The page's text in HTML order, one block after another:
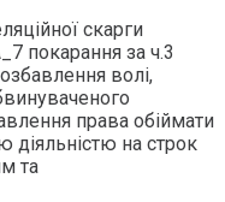
скарги
покарання за ч.3
волі,
права обіймати
діяльністю на строк
та